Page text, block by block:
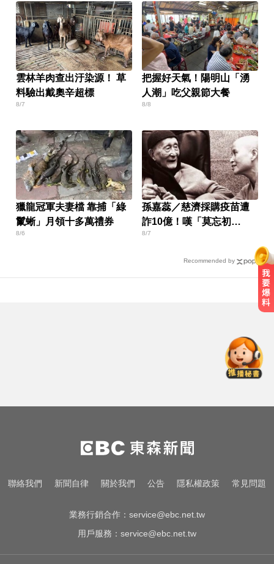
雲林羊肉查出汙染源！ 草
料驗出戴奧辛超標
8/7
把握好天氣！陽明山「湧
人潮」吃父親節大餐
8/8
獵龍冠軍夫妻檔 靠捕「綠
鬣蜥」月領十多萬禮券
8/6
孫嘉蕊／慈濟採購疫苗遭
詐10億！嘆「莫忘初
心」：善意也需監督
8/7
Recommended by
足協報公帳被抓包
「白海豚」可放颱風假？蔣萬安：
料敵從寬、禦敵從嚴
天天吃燒烤香腸 14歲女竟罹大腸癌
聯絡我們 新聞自律 關於我們 公告 隱私權政策 常見問題
業務行銷合作： service@ebc.net.tw
用戶服務： service@ebc.net.tw